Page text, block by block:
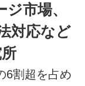
市場、
対応など
6割超を占め